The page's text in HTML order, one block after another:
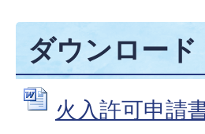
ダウンロード
火入許可申請